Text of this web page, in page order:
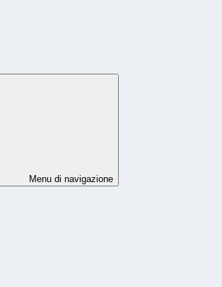
Menu di navigazione